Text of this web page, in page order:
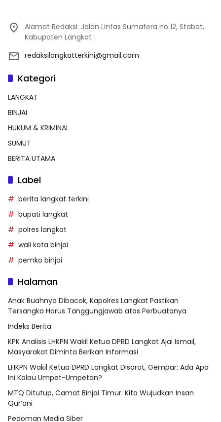
Alamat Redaksi: Jalan Lintas Sumatera no 12, Stabat,
Kabupaten Langkat
redaksilangkatterkini@gmail.com
Kategori
LANGKAT
BINJAI
HUKUM & KRIMINAL
SUMUT
BERITA UTAMA
Label
berita langkat terkini
bupati langkat
polres langkat
wali kota binjai
pemko binjai
Halaman
Anak Buahnya Dibacok, Kapolres Langkat Pastikan
Tersangka Harus Tanggungjawab atas Perbuatanya
Indeks Berita
KPK Analisis LHKPN Wakil Ketua DPRD Langkat Ajai Ismail,
Masyarakat Diminta Berikan Informasi
LHKPN Wakil Ketua DPRD Langkat Disorot, Gempar: Ada Apa
Ini Kalau Umpet-Umpetan?
MTQ Ditutup, Camat Binjai Timur: Kita Wujudkan Insan
Qur’ani
Pedoman Media Siber